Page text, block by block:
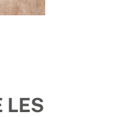
LES